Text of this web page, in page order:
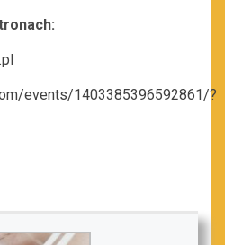
events/1403385396592861/?